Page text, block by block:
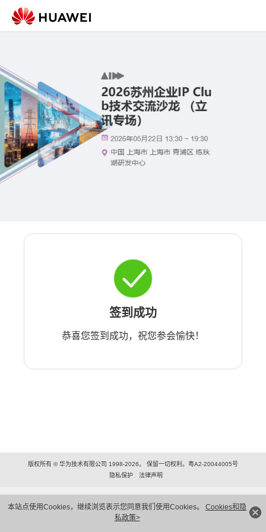
本站点使用Cookies，继续浏览表示您同意我们使用Cookies。 Cookies和隐
私政策>
签到成功
恭喜您签到成功，祝您参会愉快！
版权所有 © 华为技术有限公司 1998-2026。 保留一切权利。粤A2-20044005号
隐私保护
法律声明